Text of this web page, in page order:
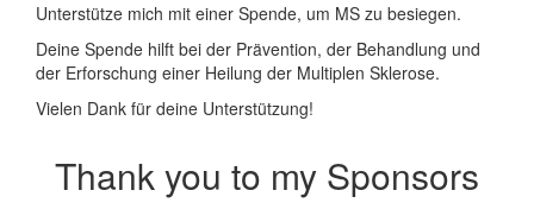
Unterstütze mich mit einer Spende, um MS zu besiegen.
Deine Spende hilft bei der Prävention, der Behandlung und
der Erforschung einer Heilung der Multiplen Sklerose.
Vielen Dank für deine Unterstützung!
Thank you to my Sponsors